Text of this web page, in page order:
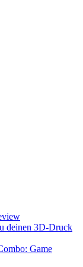
deinen 3D-Druck
Game